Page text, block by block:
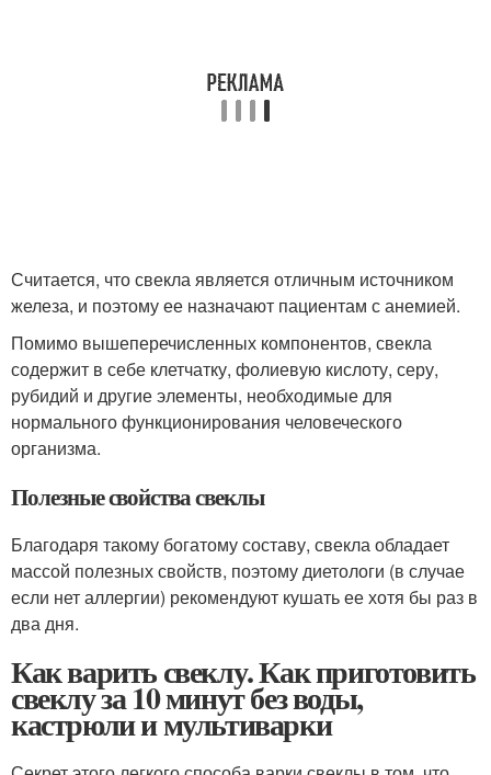
Считается, что свекла является отличным источником
железа, и поэтому ее назначают пациентам с анемией.
Помимо вышеперечисленных компонентов, свекла
содержит в себе клетчатку, фолиевую кислоту, серу,
рубидий и другие элементы, необходимые для
нормального функционирования человеческого
организма.
Полезные свойства свеклы
Благодаря такому богатому составу, свекла обладает
массой полезных свойств, поэтому диетологи (в случае
если нет аллергии) рекомендуют кушать ее хотя бы раз в
два дня.
Как варить свеклу. Как приготовить
свеклу за 10 минут без воды,
кастрюли и мультиварки